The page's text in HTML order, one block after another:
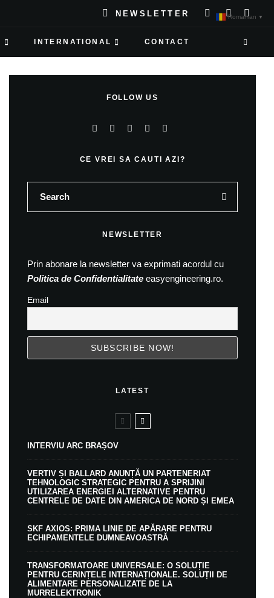
NEWSLETTER
INTERNATIONAL CONTACT
FOLLOW US
CE VREI SA CAUTI AZI?
NEWSLETTER
Prin abonare la newsletter va exprimati acordul cu
Politica de Confidentialitate easyengineering.ro.
Email
LATEST
INTERVIU ARC BRAȘOV
VERTIV ȘI BALLARD ANUNȚĂ UN PARTENERIAT
TEHNOLOGIC STRATEGIC PENTRU A SPRIJINI
UTILIZAREA ENERGIEI ALTERNATIVE PENTRU
CENTRELE DE DATE DIN AMERICA DE NORD ȘI EMEA
SKF AXIOS: PRIMA LINIE DE APĂRARE PENTRU
ECHIPAMENTELE DUMNEAVOASTRĂ
TRANSFORMATOARE UNIVERSALE: O SOLUȚIE
PENTRU CERINȚELE INTERNAȚIONALE. SOLUȚII DE
ALIMENTARE PERSONALIZATE DE LA
MURRELEKTRONIK
Romanian ▼